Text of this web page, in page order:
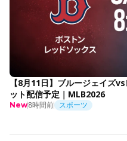
【8月11日】ブルージェイズ
ット配信予定｜MLB2026
New8時間前 スポーツ